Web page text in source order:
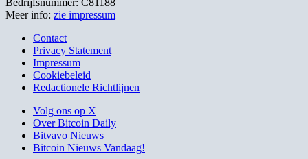
Meer info: zie impressum
Contact
Privacy Statement
Impressum
Cookiebeleid
Redactionele Richtlijnen
Volg ons op X
Over Bitcoin Daily
Bitvavo Nieuws
Bitcoin Nieuws Vandaag!